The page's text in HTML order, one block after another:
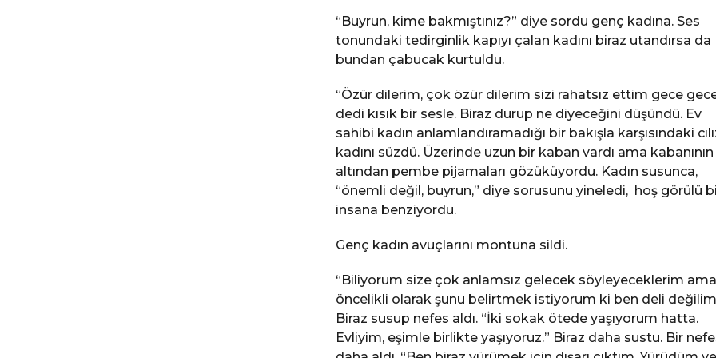
“Buyrun, kime bakmıştınız?” diye sordu genç kadına. Ses
tonundaki tedirginlik kapıyı çalan kadını biraz utandırsa da
bundan çabucak kurtuldu.
“Özür dilerim, çok özür dilerim sizi rahatsız ettim gece
dedi kısık bir sesle. Biraz durup ne diyeceğini düşündü. Ev
sahibi kadın anlamlandıramadığı bir bakışla karşısındaki
kadını süzdü. Üzerinde uzun bir kaban vardı ama kabanının
altından pembe pijamaları gözüküyordu. Kadın susunca,
“önemli değil, buyrun,” diye sorusunu yineledi, hoş görülü
insana benziyordu.
Genç kadın avuçlarını montuna sildi.
“Biliyorum size çok anlamsız gelecek söyleyeceklerim ama
öncelikli olarak şunu belirtmek istiyorum ki ben deli
Biraz susup nefes aldı. “İki sokak ötede yaşıyorum hatta.
Evliyim, eşimle birlikte yaşıyoruz.” Biraz daha sustu. Bir